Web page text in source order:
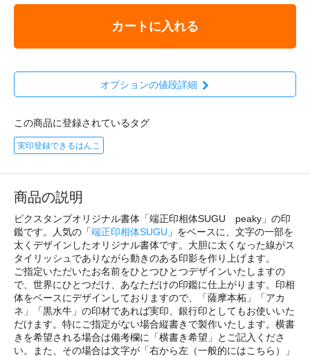
カートに入れる
オプションの値段詳細
この商品に登録されているタグ
実印登録できるはんこ
商品の説明
ピクスタンプオリジナル書体「端正印相体SUGU peaky」の印
鑑です。人気の「端正印相体SUGU 」をベースに、文字の一部を
太くデザインしたオリジナル書体です。大胆に太くなった線がス
タイリッシュでありながら動きのある印影を作り上げます。
ご指定いただいたお名前をひとつひとつデザインいたしますの
で、世界にひとつだけ、あなただけの印鑑に仕上がります。印相
体をベースにデザインしておりますので、「薩摩本柘」「アカ
ネ」「黒水牛」の印材であれば実印、銀行印としてもお使いいた
だけます。特にご指定がない場合縦書きで製作いたします。横書
きを希望される場合は備考欄に「横書き希望」とご記入くださ
い。また、その場合は文字が「右から左（一般的にはこちら）」